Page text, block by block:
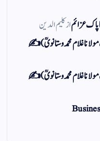
پاک عزائمازکلیم الدین
غلام محمد وستانویؒ)✍
غلام محمد وستانویؒ)✍